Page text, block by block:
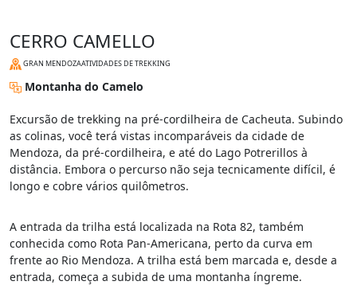
CERRO CAMELLO
GRAN MENDOZAATIVIDADES DE TREKKING
Montanha do Camelo
Excursão de trekking na pré-cordilheira de Cacheuta. Subindo
as colinas, você terá vistas incomparáveis da cidade de
Mendoza, da pré-cordilheira, e até do Lago Potrerillos à
distância. Embora o percurso não seja tecnicamente difícil, é
longo e cobre vários quilômetros.
A entrada da trilha está localizada na Rota 82, também
conhecida como Rota Pan-Americana, perto da curva em
frente ao Rio Mendoza. A trilha está bem marcada e, desde a
entrada, começa a subida de uma montanha íngreme.